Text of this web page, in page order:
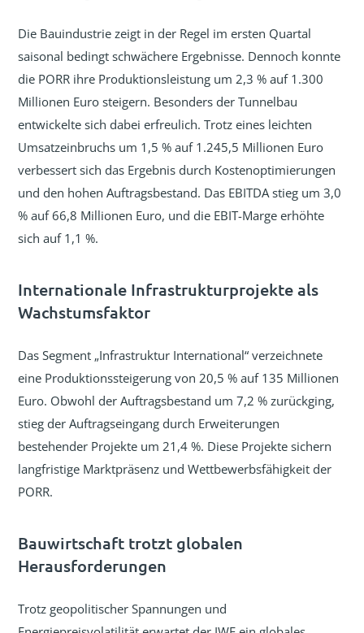
Die Bauindustrie zeigt in der Regel im ersten Quartal
saisonal bedingt schwächere Ergebnisse. Dennoch konnte
die PORR ihre Produktionsleistung um 2,3 % auf 1.300
Millionen Euro steigern. Besonders der Tunnelbau
entwickelte sich dabei erfreulich. Trotz eines leichten
Umsatzeinbruchs um 1,5 % auf 1.245,5 Millionen Euro
verbessert sich das Ergebnis durch Kostenoptimierungen
und den hohen Auftragsbestand. Das EBITDA stieg um 3,0
% auf 66,8 Millionen Euro, und die EBIT-Marge erhöhte
sich auf 1,1 %.
Internationale Infrastrukturprojekte als
Wachstumsfaktor
Das Segment „Infrastruktur International“ verzeichnete
eine Produktionssteigerung von 20,5 % auf 135 Millionen
Euro. Obwohl der Auftragsbestand um 7,2 % zurückging,
stieg der Auftragseingang durch Erweiterungen
bestehender Projekte um 21,4 %. Diese Projekte sichern
langfristige Marktpräsenz und Wettbewerbsfähigkeit der
PORR.
Bauwirtschaft trotzt globalen
Herausforderungen
Trotz geopolitischer Spannungen und